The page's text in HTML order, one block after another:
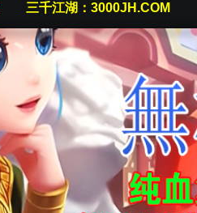
三千江湖：3000JH.COM